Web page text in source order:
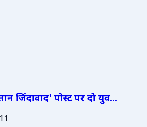
जिंदाबाद' पोस्ट पर दो युव...